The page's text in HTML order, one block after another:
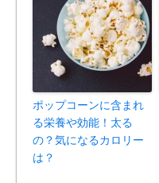
ポップコーンに含まれ
る栄養や効能！太る
の？気になるカロリー
は？